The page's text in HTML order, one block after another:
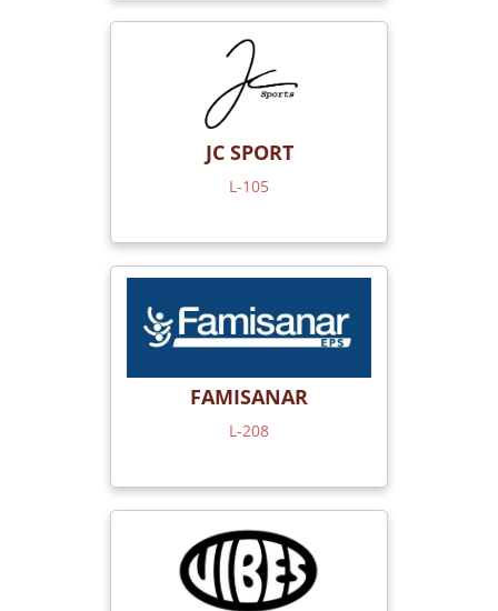
JC SPORT
L-105
FAMISANAR
L-208